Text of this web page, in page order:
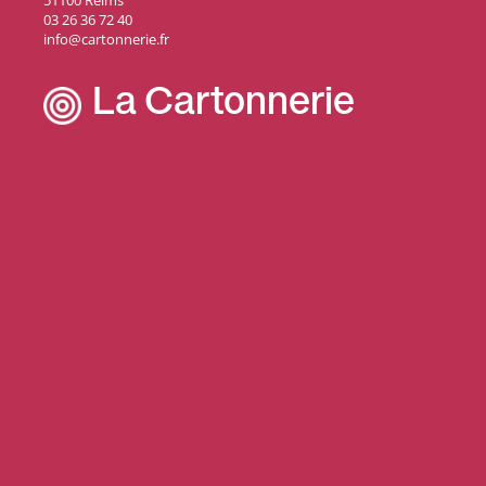
03 26 36 72 40
info@cartonnerie.fr
La Cartonnerie